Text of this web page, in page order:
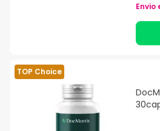
Envio
TOP Choice